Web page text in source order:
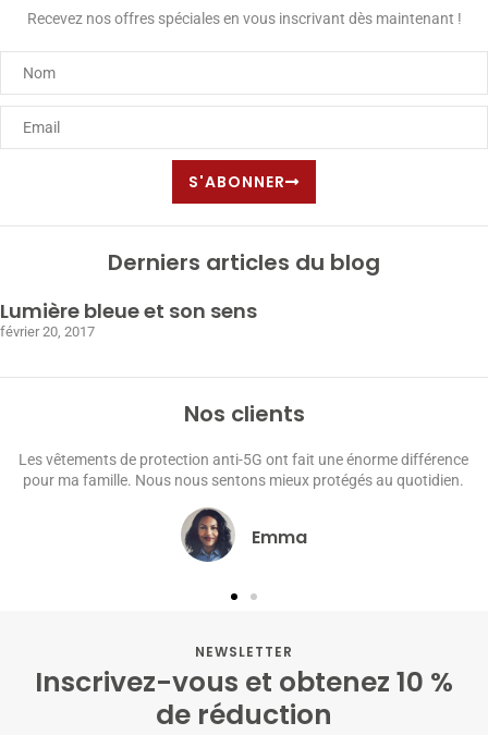
Recevez nos offres spéciales en vous inscrivant dès maintenant !
S'ABONNER
Derniers articles du blog
Lumière bleue et son sens
février 20, 2017
Nos clients
Les vêtements de protection anti-5G ont fait une énorme différence
pour ma famille. Nous nous sentons mieux protégés au quotidien.
Emma
NEWSLETTER
Inscrivez-vous et obtenez 10 %
de réduction